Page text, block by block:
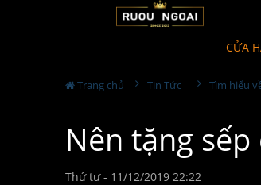
CỬA
Trang chủ Tin Tức Tìm hiểu
Nên tặng
Thứ tư - 11/12/2019 22:22